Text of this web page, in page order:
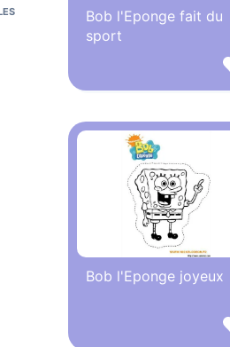
Bob l'Eponge fait du
sport
Bob l'Eponge joyeux